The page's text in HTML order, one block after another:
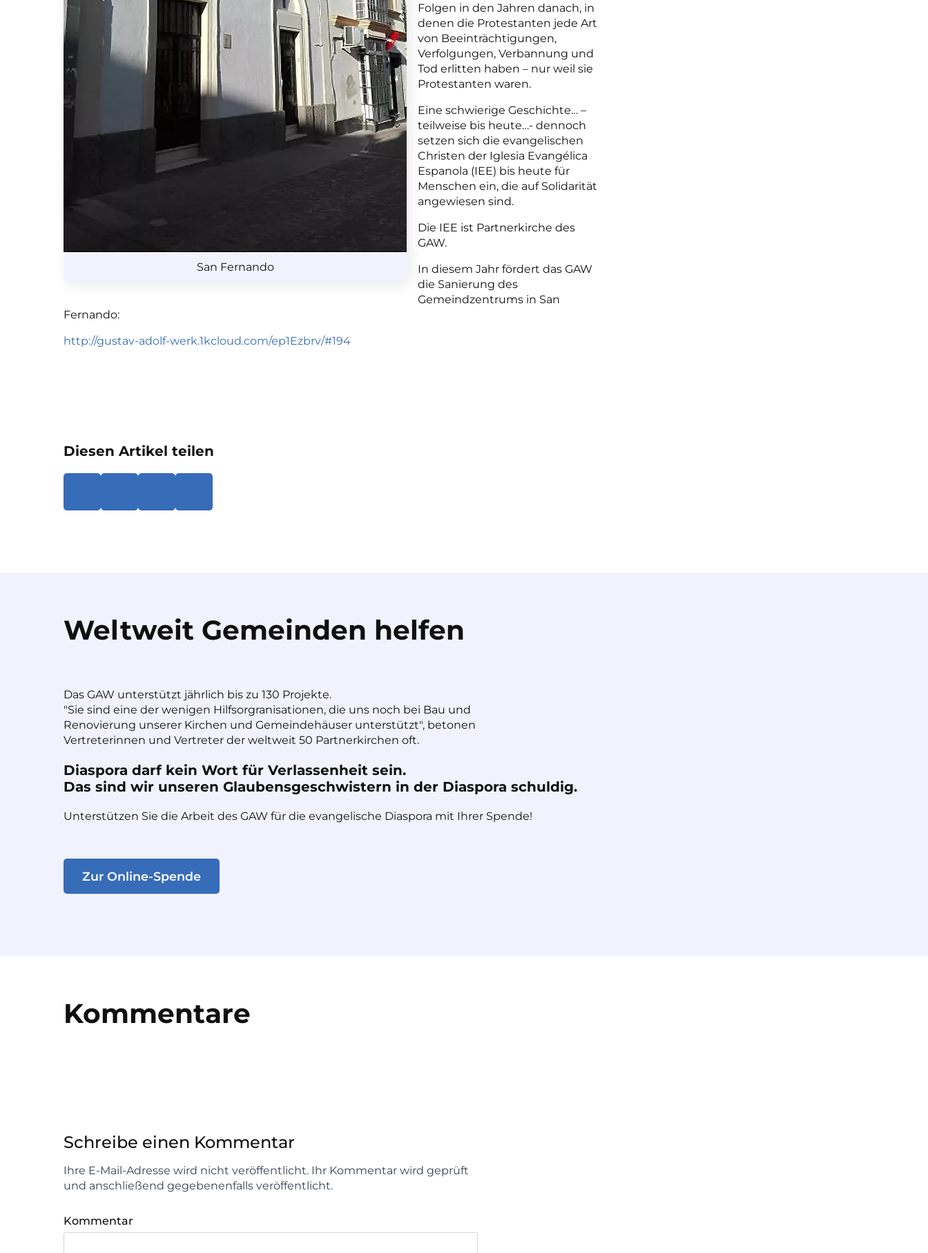
San Fernando
Folgen in den Jahren danach, in
denen die Protestanten jede Art
von Beeinträchtigungen,
Verfolgungen, Verbannung und
Tod erlitten haben – nur weil sie
Protestanten waren.
Eine schwierige Geschichte… –
teilweise bis heute…- dennoch
setzen sich die evangelischen
Christen der Iglesia Evangélica
Espanola (IEE) bis heute für
Menschen ein, die auf Solidarität
angewiesen sind.
Die IEE ist Partnerkirche des
GAW.
In diesem Jahr fördert das GAW
die Sanierung des
Gemeindzentrums in San
Fernando:
http://gustav-adolf-werk.1kcloud.com/ep1Ezbrv/#194
Diesen Artikel teilen
Weltweit Gemeinden helfen
Das GAW unterstützt jährlich bis zu 130 Projekte.
"Sie sind eine der wenigen Hilfsorgranisationen, die uns noch bei Bau und
Renovierung unserer Kirchen und Gemeindehäuser unterstützt", betonen
Vertreterinnen und Vertreter der weltweit 50 Partnerkirchen oft.
Diaspora darf kein Wort für Verlassenheit sein.
Das sind wir unseren Glaubensgeschwistern in der Diaspora schuldig.
Unterstützen Sie die Arbeit des GAW für die evangelische Diaspora mit Ihrer Spende!
Zur Online-Spende
Kommentare
Schreibe einen Kommentar
Ihre E-Mail-Adresse wird nicht veröffentlicht. Ihr Kommentar wird geprüft
und anschließend gegebenenfalls veröffentlicht.
Kommentar